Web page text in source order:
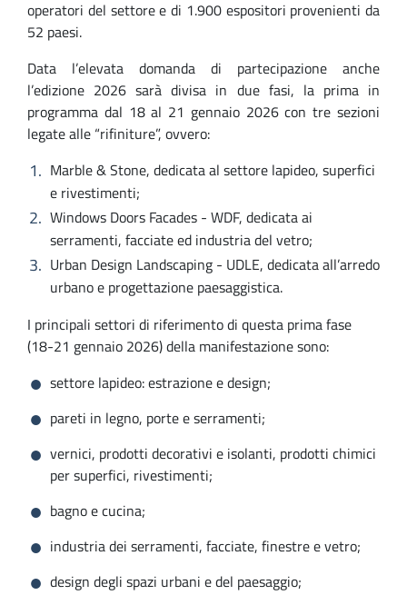
operatori del settore e di 1.900 espositori provenienti da
52 paesi.
Data l’elevata domanda di partecipazione anche
l’edizione 2026 sarà divisa in due fasi, la prima in
programma dal 18 al 21 gennaio 2026 con tre sezioni
legate alle “rifiniture”, ovvero:
Marble & Stone, dedicata al settore lapideo, superfici
e rivestimenti;
Windows Doors Facades - WDF, dedicata ai
serramenti, facciate ed industria del vetro;
Urban Design Landscaping - UDLE, dedicata all’arredo
urbano e progettazione paesaggistica.
I principali settori di riferimento di questa prima fase
(18-21 gennaio 2026) della manifestazione sono:
settore lapideo: estrazione e design;
pareti in legno, porte e serramenti;
vernici, prodotti decorativi e isolanti, prodotti chimici
per superfici, rivestimenti;
bagno e cucina;
industria dei serramenti, facciate, finestre e vetro;
design degli spazi urbani e del paesaggio;